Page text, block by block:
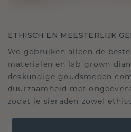
ETHISCH EN MEESTERLIJK
We gebruiken alleen de
materialen en lab-grown
deskundige goudsmeden
duurzaamheid met
zodat je sieraden zowel